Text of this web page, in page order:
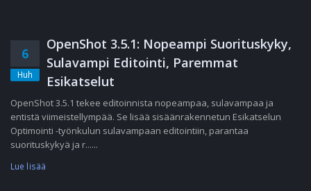
6
Huh
OpenShot 3.5.1: Nopeampi Suorituskyky,
Sulavampi Editointi, Paremmat
Esikatselut
OpenShot 3.5.1 tekee editoinnista nopeampaa, sulavampaa ja
entistä viimeistellympää. Se lisää sisäänrakennetun Esikatselun
Optimointi -työnkulun sulavampaan editointiin, parantaa
suorituskykyä ja r......
Lue lisää